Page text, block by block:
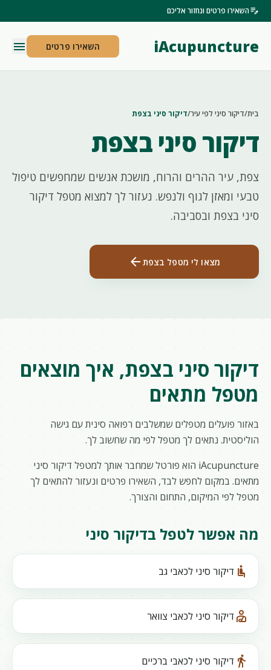
edit_noteהשאירו פרטים ונחזור אליכם
iAcupuncture השאירו פרטים menu
בית/דיקור סיני לפי עיר/דיקור סיני בצפת
דיקור סיני בצפת
צפת, עיר ההרים והרוח, מושכת אנשים שמחפשים טיפול
טבעי ומאזן לגוף ולנפש. נעזור לך למצוא מטפל דיקור
סיני בצפת ובסביבה.
מצאו לי מטפל בצפת arrow_back
דיקור סיני בצפת, איך מוצאים
מטפל מתאים
באזור פועלים מטפלים שמשלבים רפואה סינית עם גישה
הוליסטית. נתאים לך מטפל לפי מה שחשוב לך.
iAcupuncture הוא פורטל שמחבר אותך למטפל דיקור סיני
מתאים. במקום לחפש לבד, השאירו פרטים ונעזור להתאים לך
מטפל לפי המיקום, התחום והצורך.
מה אפשר לטפל בדיקור סיני
airline_seat_recline_normal דיקור סיני לכאבי גב
personal_injury דיקור סיני לכאבי צוואר
directions_walk דיקור סיני לכאבי ברכיים